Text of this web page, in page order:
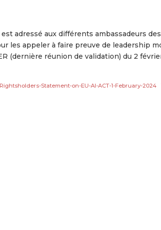
adressé aux différents ambassadeurs
les appeler à faire preuve de leadership
(dernière réunion de validation) du 2
Statement-on-EU-AI-ACT-1-February-2024